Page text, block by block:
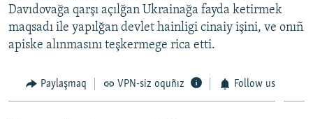
Davıdovağa qarşı açılğan Ukrainağa fayda ketirmek
maqsadı ile yapılğan devlet hainligi cinaiy işini, ve onıñ
apiske alınmasını teşkermege rica etti.
Paylaşmaq VPN-siz oquñız Follow us